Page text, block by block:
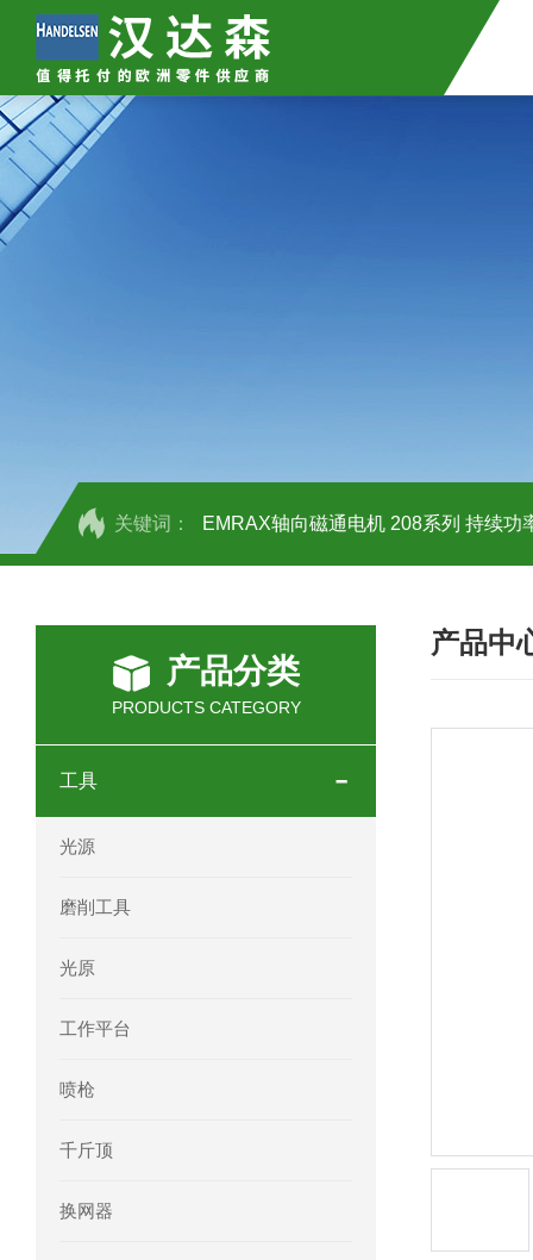
关键词： EMRAX轴向磁通电机 208系列 持续功
OEMER三相同步电机MTES 132SB/2
OEMER三相同步电机MTES 160MA/2
OEMER电机QLS 180M环保农业领域
产品分类
PRODUCTS CATEGORY
工具
光源
磨削工具
光原
工作平台
喷枪
千斤顶
换网器
产品中